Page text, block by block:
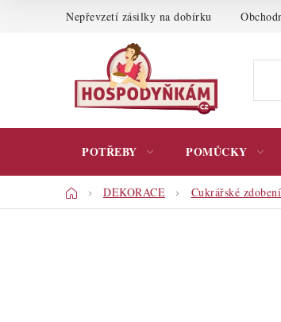
Nepřevzetí zásilky na dobírku
POTŘEBY POMŮCKY
DomůDEKORACE Cukrářské zdobení